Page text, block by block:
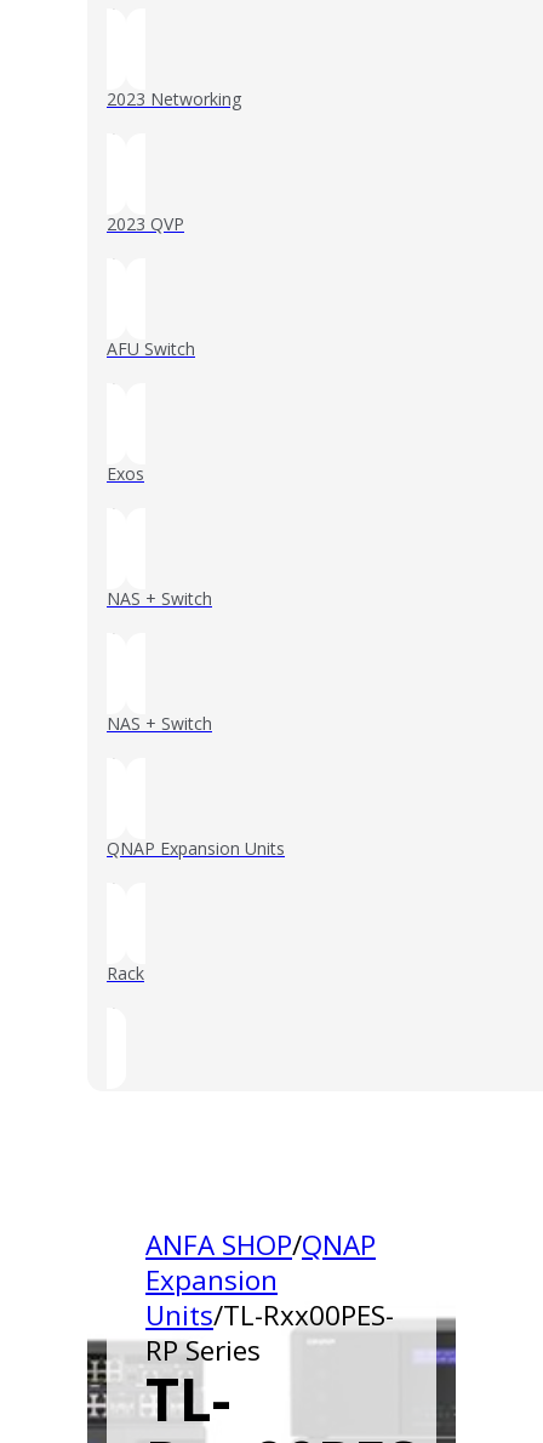
()
2023 Networking
()
2023 QVP
()
AFU Switch
()
Exos
()
NAS + Switch
()
NAS + Switch
()
QNAP Expansion Units
()
Rack
()
ANFA SHOP/QNAP
Expansion
Units/TL-Rxx00PES-
RP Series
TL-